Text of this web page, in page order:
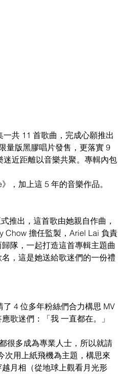
共 11 首歌曲，完成心願推出
量版黑膠唱片發售，更落實 9
近距離以音樂共聚。專輯內包
，加上這 5 年的音樂作品。
推出，這首歌由她親自作曲，
Chow 擔任監製，Ariel Lai 負責
隊，一起打造這首專輯主題曲
，這是她送給歌迷們的一份禮
4 位多年粉絲們合力構思 MV
歌迷們：「我 一直都在。」
很多成為專業人士，所以就請
次用上紙飛機為主題，構思來
月相（從地球上觀看月光形